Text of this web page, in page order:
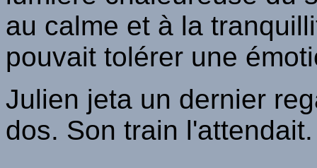
au calme et à la
pouvait tolérer une
Julien jeta un dernier
dos. Son train l'attendait.